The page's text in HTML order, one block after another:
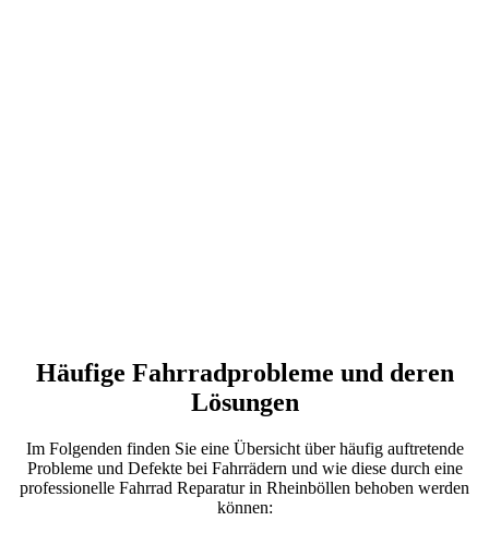
Häufige Fahrradprobleme und deren
Lösungen
Im Folgenden finden Sie eine Übersicht über häufig auftretende
Probleme und Defekte bei Fahrrädern und wie diese durch eine
professionelle Fahrrad Reparatur in Rheinböllen behoben werden
können: